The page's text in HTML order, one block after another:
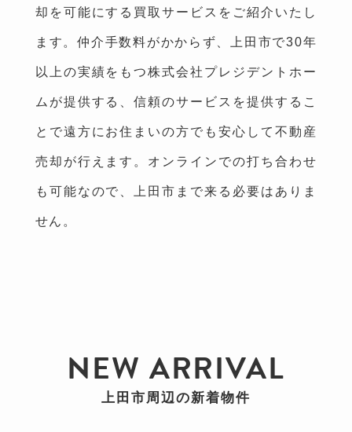
却を可能にする買取サービスをご紹介いたし
ます。仲介手数料がかからず、上田市で30年
以上の実績をもつ株式会社プレジデントホー
ムが提供する、信頼のサービスを提供するこ
とで遠方にお住まいの方でも安心して不動産
売却が行えます。オンラインでの打ち合わせ
も可能なので、上田市まで来る必要はありま
せん。
NEW ARRIVAL
上田市周辺の新着物件